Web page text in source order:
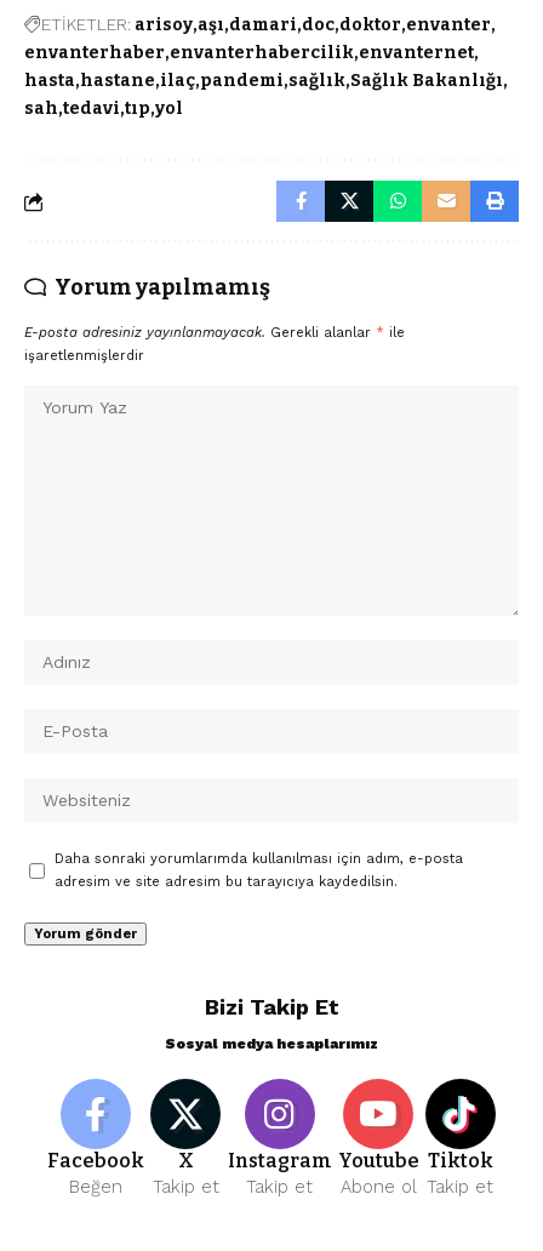
ETİKETLER: arisoy aşı damari doc doktor envanter
envanterhaber envanterhabercilik envanternet
hasta hastane ilaç pandemi sağlık Sağlık Bakanlığı
sah tedavi tıp yol
Yorum yapılmamış
E-posta adresiniz yayınlanmayacak. Gerekli alanlar * ile
işaretlenmişlerdir
Daha sonraki yorumlarımda kullanılması için adım, e-posta
adresim ve site adresim bu tarayıcıya kaydedilsin.
Bizi Takip Et
Sosyal medya hesaplarımız
Facebook
Beğen
X
Takip et
Instagram
Takip et
Youtube
Abone ol
Tiktok
Takip et